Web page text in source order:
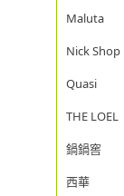
Maluta
Nick Shop
Quasi
THE LOEL
鍋鍋窖
西華